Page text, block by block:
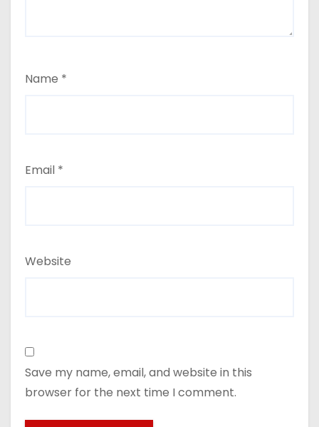
Name *
Email *
Website
Save my name, email, and website in this
browser for the next time I comment.